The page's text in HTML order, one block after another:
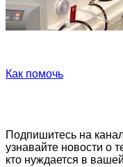
Как помочь
Подпишитесь на
узнавайте новости о
кто нуждается в